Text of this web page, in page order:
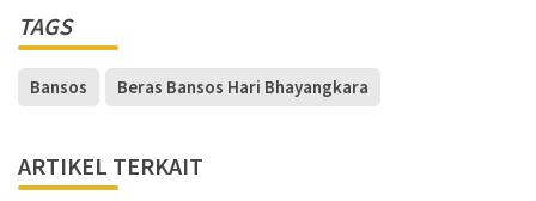
TAGS
Bansos Beras Bansos Hari Bhayangkara
ARTIKEL TERKAIT